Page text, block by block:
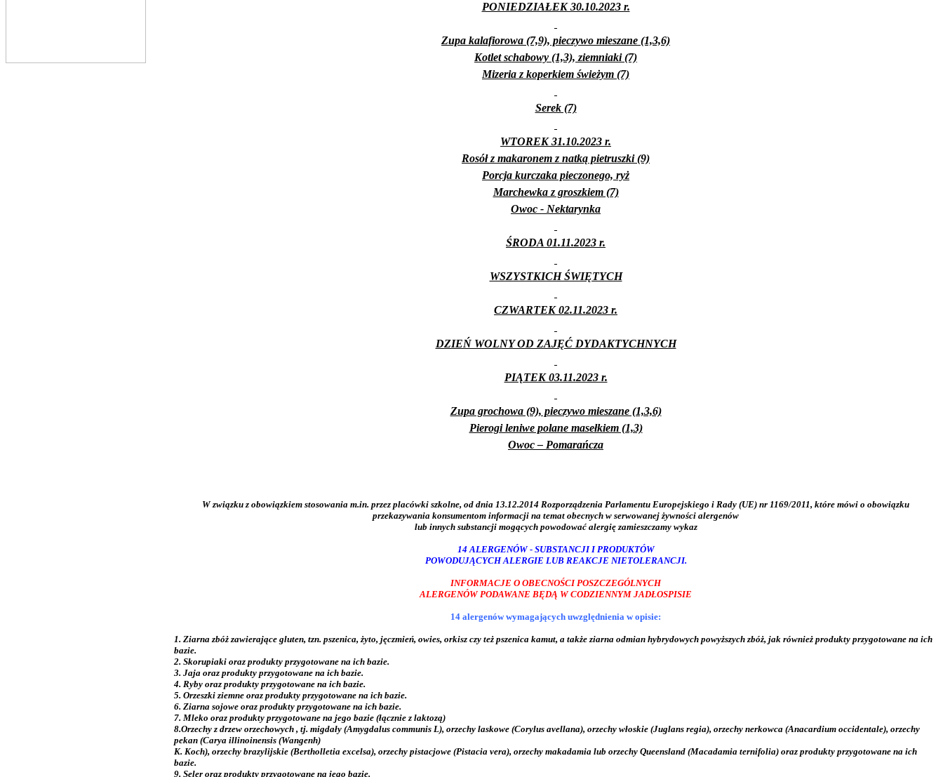
PONIEDZIAŁEK 30.10.2023 r.
Zupa kalafiorowa (7,9), pieczywo mieszane (1,3,6)
Kotlet schabowy (1,3), ziemniaki (7)
Mizeria z koperkiem świeżym (7)
Serek (7)
WTOREK 31.10.2023 r.
Rosół z makaronem z natką pietruszki (9)
Porcja kurczaka pieczonego, ryż
Marchewka z groszkiem (7)
Owoc - Nektarynka
ŚRODA 01.11.2023 r.
WSZYSTKICH ŚWIĘTYCH
CZWARTEK 02.11.2023 r.
DZIEŃ WOLNY OD ZAJĘĆ DYDAKTYCHNYCH
PIĄTEK 03.11.2023 r.
Zupa grochowa (9), pieczywo mieszane (1,3,6)
Pierogi leniwe polane masełkiem (1,3)
Owoc – Pomarańcza
W związku z obowiązkiem stosowania m.in. przez placówki szkolne, od dnia 13.12.2014 Rozporządzenia Parlamentu Europejskiego i Rady (UE) nr 1169/2011, które mówi o obowiązku
przekazywania konsumentom informacji na temat obecnych w serwowanej żywności alergenów
lub innych substancji mogących powodować alergię zamieszczamy wykaz
14 ALERGENÓW - SUBSTANCJI I PRODUKTÓW
POWODUJĄCYCH ALERGIE LUB REAKCJE NIETOLERANCJI.
INFORMACJE O OBECNOŚCI POSZCZEGÓLNYCH
ALERGENÓW PODAWANE BĘDĄ W CODZIENNYM JADŁOSPISIE
14 alergenów wymagających uwzględnienia w opisie:
1. Ziarna zbóż zawierające gluten, tzn. pszenica, żyto, jęczmień, owies, orkisz czy też pszenica kamut, a także ziarna odmian hybrydowych powyższych zbóż, jak również produkty przygotowane na ich
bazie.
2. Skorupiaki oraz produkty przygotowane na ich bazie.
3. Jaja oraz produkty przygotowane na ich bazie.
4. Ryby oraz produkty przygotowane na ich bazie.
5. Orzeszki ziemne oraz produkty przygotowane na ich bazie.
6. Ziarna sojowe oraz produkty przygotowane na ich bazie.
7. Mleko oraz produkty przygotowane na jego bazie (łącznie z laktozą)
8.Orzechy z drzew orzechowych , tj. migdały (Amygdalus communis L), orzechy laskowe (Corylus avellana), orzechy włoskie (Juglans regia), orzechy nerkowca (Anacardium occidentale), orzechy
pekan (Carya illinoinensis (Wangenh)
K. Koch), orzechy brazylijskie (Bertholletia excelsa), orzechy pistacjowe (Pistacia vera), orzechy makadamia lub orzechy Queensland (Macadamia ternifolia) oraz produkty przygotowane na ich
bazie.
9. Seler oraz produkty przygotowane na jego bazie.